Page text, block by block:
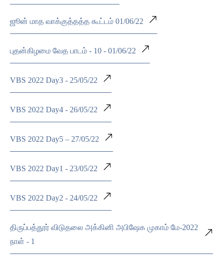
ஜூன் மாத வாக்குத்தத்த கூட்டம் 01/06/22
புதன்கிழமை வேத பாடம் - 10 - 01/06/22
VBS 2022 Day3 - 25/05/22
VBS 2022 Day4 - 26/05/22
VBS 2022 Day5 – 27/05/22
VBS 2022 Day1 - 23/05/22
VBS 2022 Day2 - 24/05/22
திருப்பத்தூர் விடுதலை அக்கினி அபிஷேக முகாம் மே-2022
நாள் - 1